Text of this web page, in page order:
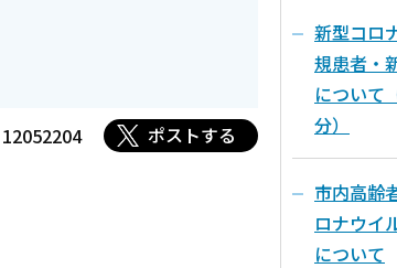
ポストする
新型コロ
規患者・
について
分）
市内高齢
ロナウイ
について